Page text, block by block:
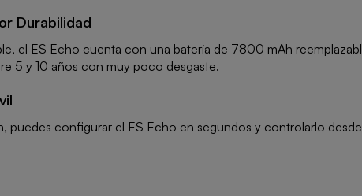
Durabilidad
el ES Echo cuenta con una batería de 7800 mAh
5 y 10 años con muy poco desgaste.
puedes configurar el ES Echo en segundos y controlarlo